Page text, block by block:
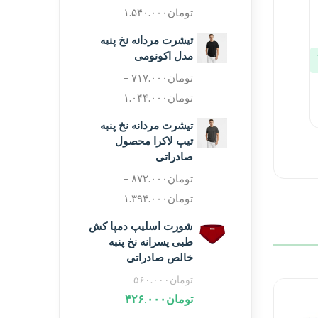
تومان ۱.۵۴۰.۰۰۰
تیشرت مردانه نخ پنبه
مدل اکونومی
تومان ۷۱۷.۰۰۰ –
تومان ۱.۰۴۴.۰۰۰
تیشرت مردانه نخ پنبه
تیپ لاکرا محصول
صادراتی
تومان ۸۷۲.۰۰۰ –
تومان ۱.۳۹۴.۰۰۰
شورت اسلیپ دمپا کش
طبی پسرانه نخ پنبه
خالص صادراتی
تومان۵۶۰.۰۰۰
تومان ۴۲۶.۰۰۰